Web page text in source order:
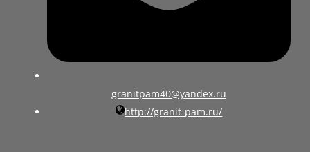
granitpam40@yandex.ru
http://granit-pam.ru/